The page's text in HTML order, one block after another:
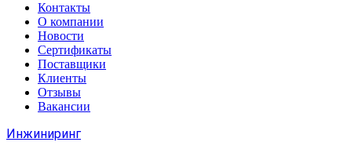
Контакты
О компании
Новости
Сертификаты
Поставщики
Клиенты
Отзывы
Вакансии
Инжиниринг